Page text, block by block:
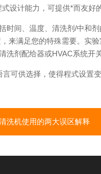
设计能力，可提供*而友好
时间、温度、清洗剂/中和
来满足您的特殊需要。实
洗剂配给器或HVAC系统开关
可供选择，使得程式设置
洗机使用的两大误区解释